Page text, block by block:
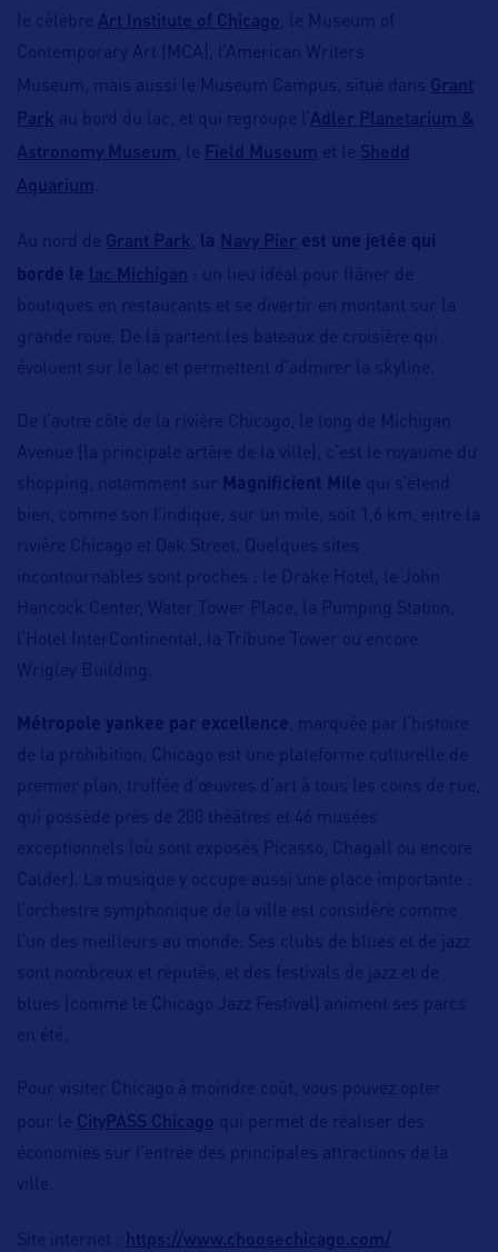
le célèbre Art Institute of Chicago
, le Museum of
Contemporary Art (MCA), l’American Writers
Museum, mais aussi le Museum Campus, situé dans Grant
Park au bord du lac, et qui regroupe l’ Adler Planetarium &
Astronomy Museum
, le Field Museum et le Shedd
Aquarium
Au nord de Grant Park la Navy Pier est une jetée qui
borde le lac Michigan : un lieu idéal pour flâner de
boutiques en restaurants et se divertir en montant sur la
grande roue. De là partent les bateaux de croisière qui
évoluent sur le lac et permettent d’admirer la skyline.
De l’autre côté de la rivière Chicago, le long de Michigan
Avenue (la principale artère de la ville), c’est le royaume du
shopping, notamment sur
Magnificient Mile qui s’étend
bien, comme son l’indique, sur un mile, soit 1,6 km, entre la
rivière Chicago et Oak Street. Quelques sites
incontournables sont proches : le Drake Hotel, le John
Hancock Center, Water Tower Place, la Pumping Station,
l’Hotel InterContinental, la Tribune Tower ou encore
Wrigley Building.
Métropole yankee par excellence , marquée par l’histoire
de la prohibition, Chicago est une plateforme culturelle de
premier plan, truffée d’œuvres d’art à tous les coins de rue,
qui possède près de 200 théâtres et 46 musées
exceptionnels (où sont exposés Picasso, Chagall ou encore
Calder). La musique y occupe aussi une place importante :
l’orchestre symphonique de la ville est considéré comme
l’un des meilleurs au monde. Ses clubs de blues et de jazz
sont nombreux et réputés, et des festivals de jazz et de
blues (comme le Chicago Jazz Festival) animent ses parcs
en été.
Pour visiter Chicago à moindre coût, vous pouvez opter
pour le CityPASS Chicago qui permet de réaliser des
économies sur l’entrée des principales attractions de la
ville.
Site internet : https://www.choosechicago.com/